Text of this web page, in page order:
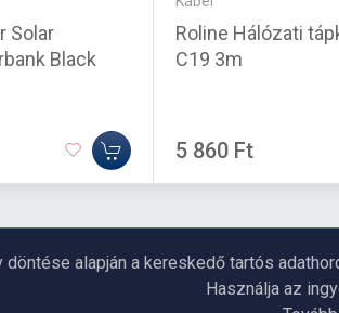
Solar
Black
Roline Hálózati
C19 3m
5 860 Ft
döntése alapján a kereskedő tartós
Használja az